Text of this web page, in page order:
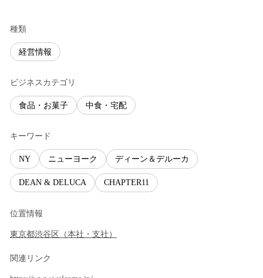
種類
経営情報
ビジネスカテゴリ
食品・お菓子 中食・宅配
キーワード
NY ニューヨーク ディーン＆デルーカ
DEAN & DELUCA CHAPTER11
位置情報
東京都渋谷区 （本社・支社 ）
関連リンク